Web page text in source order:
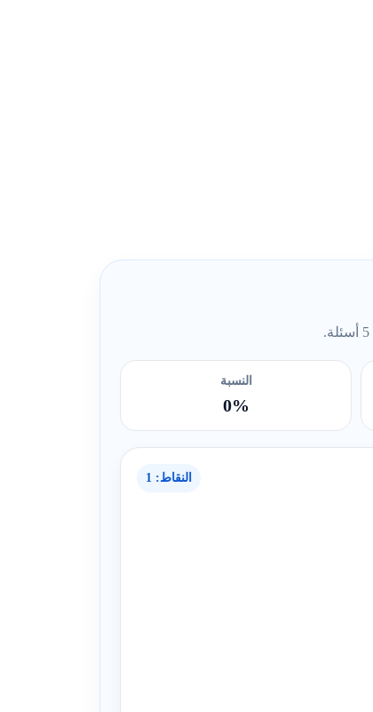
النسبة
0%
النقاط: 1